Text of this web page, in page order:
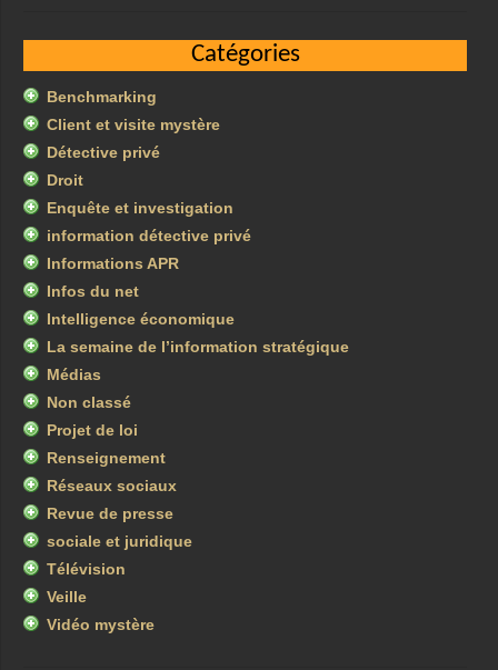
Catégories
Benchmarking
Client et visite mystère
Détective privé
Droit
Enquête et investigation
information détective privé
Informations APR
Infos du net
Intelligence économique
La semaine de l’information stratégique
Médias
Non classé
Projet de loi
Renseignement
Réseaux sociaux
Revue de presse
sociale et juridique
Télévision
Veille
Vidéo mystère